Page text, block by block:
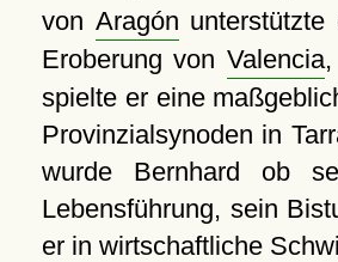
von Aragón
Eroberung von Valencia,
spielte er eine
Provinzialsynoden in
wurde Bernhard ob
Lebensführung, sein
er in wirtschaftliche